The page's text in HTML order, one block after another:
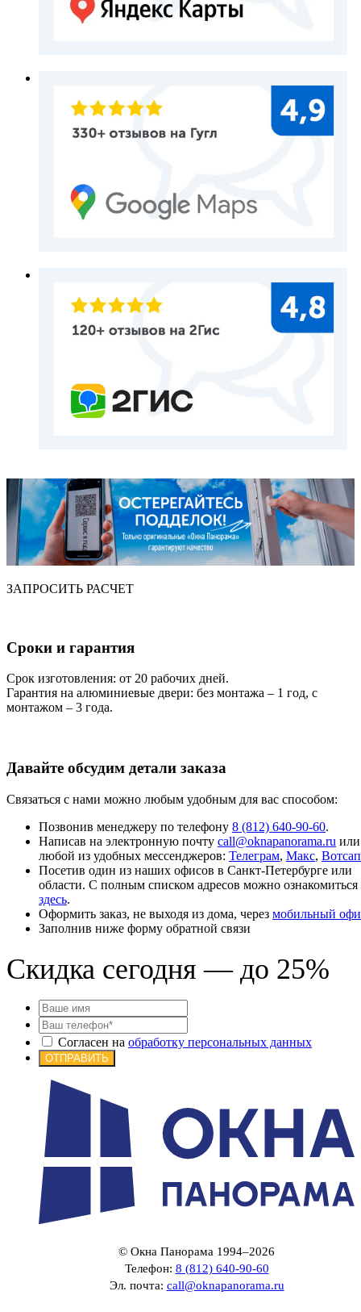
ЗАПРОСИТЬ РАСЧЕТ
Сроки и гарантия
Срок изготовления: от 20 рабочих дней.
Гарантия на алюминиевые двери: без монтажа – 1 год, с
монтажом – 3 года.
Давайте обсудим детали заказа
Связаться с нами можно любым удобным для вас способом:
Позвонив менеджеру по телефону 8 (812) 640-90-60.
Написав на электронную почту call@oknapanorama.ru
любой из удобных мессенджеров: Телеграм, Макс, Вотсап
Посетив один из наших офисов в Санкт-Петербурге или
области. С полным списком адресов можно ознакомиться
здесь.
Оформить заказ, не выходя из дома, через мобильный
Заполнив ниже форму обратной связи
Скидка сегодня — до 25%
Согласен на обработку персональных данных
ОТПРАВИТЬ
© Окна Панорама 1994–2026
Телефон: 8 (812) 640-90-60
Эл. почта: call@oknapanorama.ru